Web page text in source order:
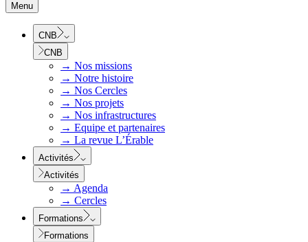
Menu
CNB
CNB
→ Nos missions
→ Notre histoire
→ Nos Cercles
→ Nos projets
→ Nos infrastructures
→ Equipe et partenaires
→ La revue L’Érable
Activités
Activités
→ Agenda
→ Cercles
Formations
Formations